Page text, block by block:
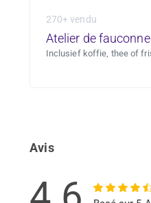
270+ vendu
Atelier de
Inclusief koffie, thee of
Avis